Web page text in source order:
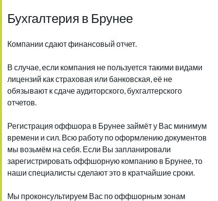
Бухгалтерия в Брунее
Компании сдают финансовый отчет.
В случае, если компания не пользуется такими видами
лицензий как страховая или банковская, её не
обязывают к сдаче аудиторского, бухгалтерского
отчетов.
Регистрация оффшора в Брунее займёт у Вас минимум
времени и сил. Всю работу по оформлению документов
мы возьмём на себя. Если Вы запланировали
зарегистрировать оффшорную компанию в Брунее, то
наши специалисты сделают это в кратчайшие сроки.
Мы проконсультируем Вас по оффшорным зонам